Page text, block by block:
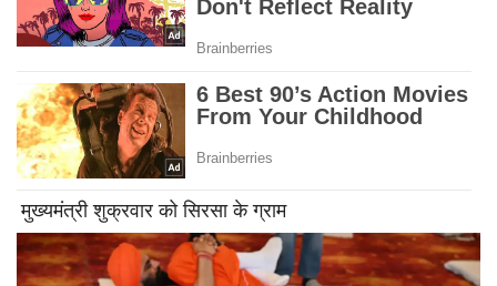
मुख्यमंत्री शुक्रवार को सिरसा के ग्राम